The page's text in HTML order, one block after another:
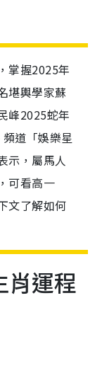
掌握2025年
堪輿學家蘇
峰2025蛇年
道「娛樂星
示，屬馬人
可看高一
文了解如何
肖運程